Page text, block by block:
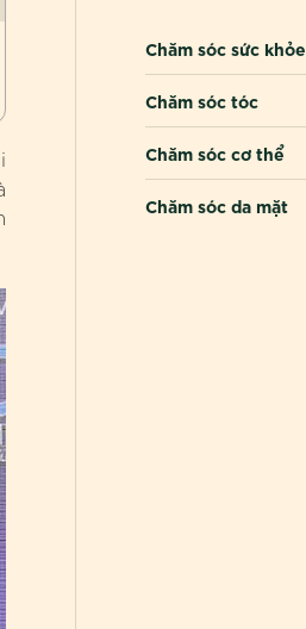
Chăm sóc sức khỏe
Chăm sóc tóc
Chăm sóc cơ thể
Chăm sóc da mặt